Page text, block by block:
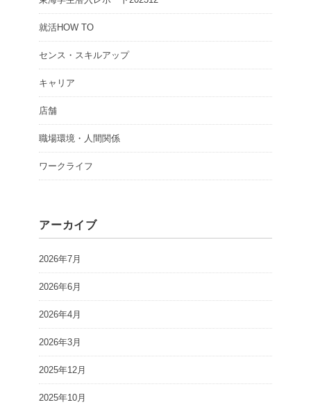
就活HOW TO
センス・スキルアップ
キャリア
店舗
職場環境・人間関係
ワークライフ
アーカイブ
2026年7月
2026年6月
2026年4月
2026年3月
2025年12月
2025年10月